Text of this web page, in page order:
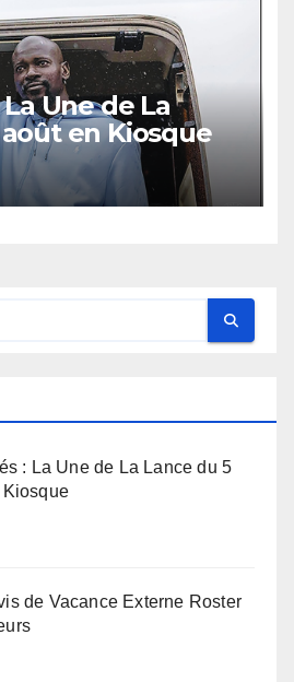
Une de La
en Kiosque
: La Une de La Lance du 5
de Vacance Externe Roster